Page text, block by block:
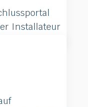
Installateur